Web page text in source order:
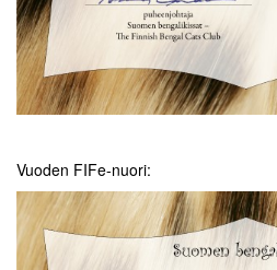
Vuoden FIFe-nuori: